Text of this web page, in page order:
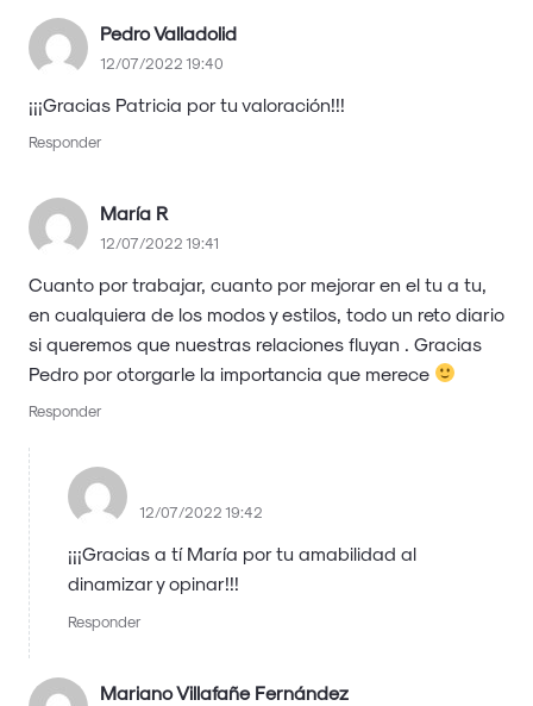
Pedro Valladolid
12/07/2022 19:40
¡¡¡Gracias Patricia por tu valoración!!!
Responder
María R
12/07/2022 19:41
Cuanto por trabajar, cuanto por mejorar en el tu a tu,
en cualquiera de los modos y estilos, todo un reto diario
si queremos que nuestras relaciones fluyan . Gracias
Pedro por otorgarle la importancia que merece
Responder
12/07/2022 19:42
¡¡¡Gracias a tí María por tu amabilidad al
dinamizar y opinar!!!
Responder
Mariano Villafañe Fernández